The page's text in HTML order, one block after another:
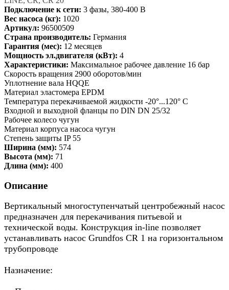
Подключение к сети: 3 фазы, 380-400 В
Вес насоса (кг): 1020
Артикул: 96500509
Страна производитель: Германия
Гарантия (мес): 12 месяцев
Мощность эл.двигателя (кВт): 4
Характеристики: Максимальное рабочее давление 16 бар
Скорость вращения 2900 оборотов/мин
Уплотнение вала HQQE
Материал эластомера EPDM
Температура перекачиваемой жидкости -20°...120° C
Входной и выходной фланцы по DIN DN 25/32
Рабочее колесо чугун
Материал корпуса насоса чугун
Степень защиты IP 55
Ширина (мм): 574
Высота (мм): 71
Длина (мм): 400
Описание
Вертикальный многоступенчатый центробежный насос
предназначен для перекачивания питьевой и
технической воды. Конструкция in-line позволяет
устанавливать насос Grundfos CR 1 на горизонтальном
трубопроводе
Назначение: